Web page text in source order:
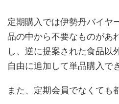
定期購入では伊勢丹バイヤ
品の中から不要なものがあ
し、逆に提案された食品以
自由に追加して単品購入で
また、定期会員でなくても